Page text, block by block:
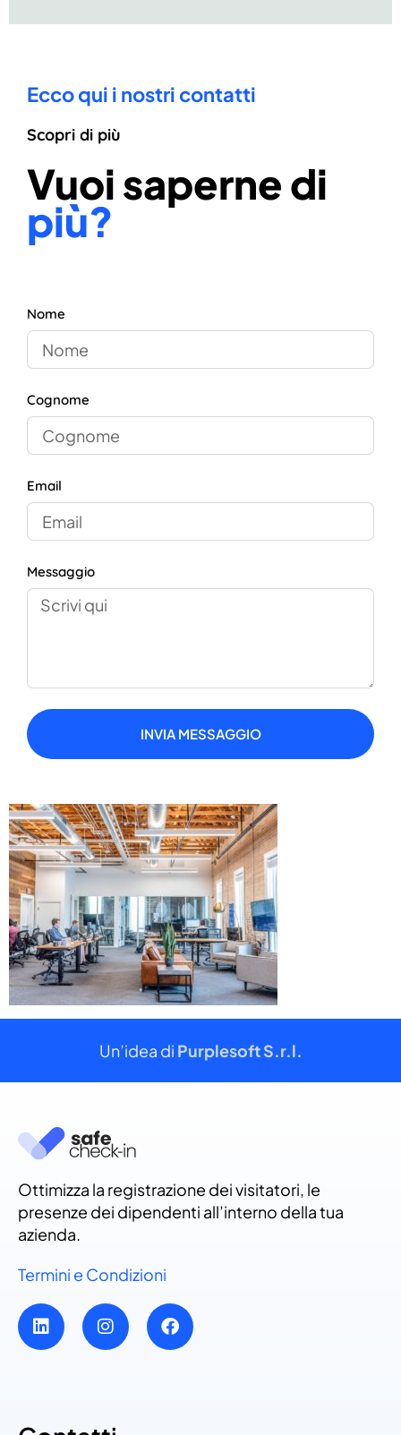
Ecco qui i nostri contatti
Scopri di più
Vuoi saperne di
più?
Nome
Cognome
Email
Messaggio
INVIA MESSAGGIO
Un’idea di Purplesoft S.r.l.
Ottimizza la registrazione dei visitatori, le
presenze dei dipendenti all’interno della tua
azienda.
Termini e Condizioni